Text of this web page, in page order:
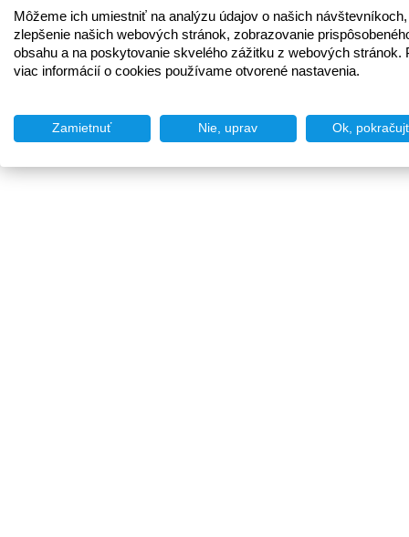
Môžeme ich umiestniť na analýzu údajov o našich
zlepšenie našich webových stránok, zobrazovanie
obsahu a na poskytovanie skvelého zážitku z webových stránok.
viac informácií o cookies používame otvorené nastavenia.
Zamietnuť Nie, uprav Ok,